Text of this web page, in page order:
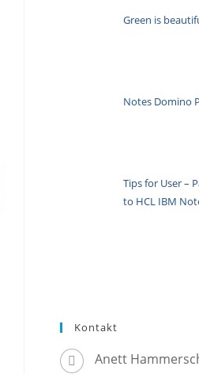
Green is
Notes Domino
Tips for User –
to HCL IBM
Kontakt
Anett